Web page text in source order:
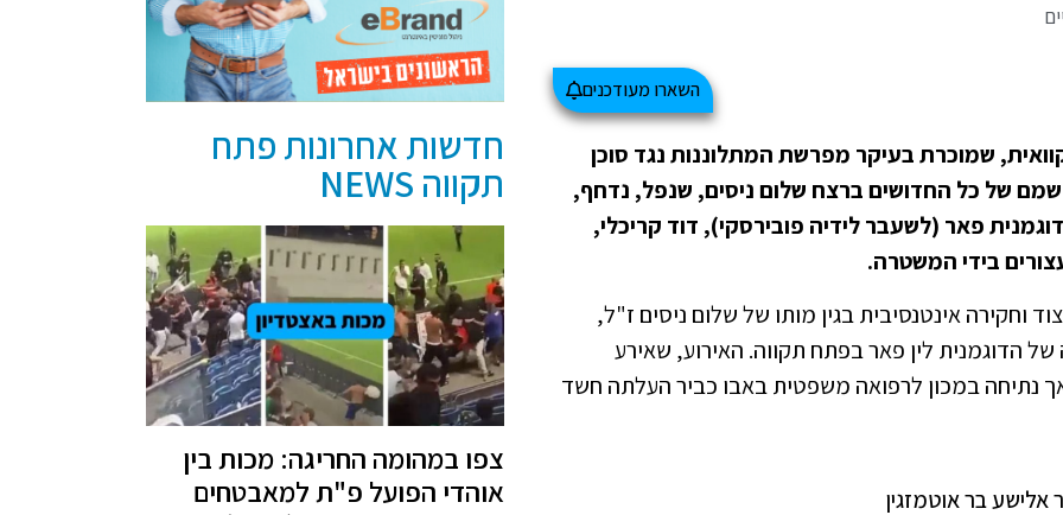
השארו מעודכנים
שמוכרת בעיקר מפרשת המתלוננות נגד סוכן
שמם של כל החדושים ברצח שלום ניסים, שנפל, נדחף,
פאר (לשעבר לידיה פובירסקי), דוד קריכלי,
בידי המשטרה.
וחקירה אינטנסיבית בגין מותו של שלום ניסים ז"ל,
הדוגמנית לין פאר בפתח תקווה. האירוע, שאירע
נתיחה במכון לרפואה משפטית באבו כביר העלתה חשד
חדשות אחרונות פתח
תקווה NEWS
צפו במהומה החריגה: מכות בין
אוהדי הפועל פ"ת למאבטחים